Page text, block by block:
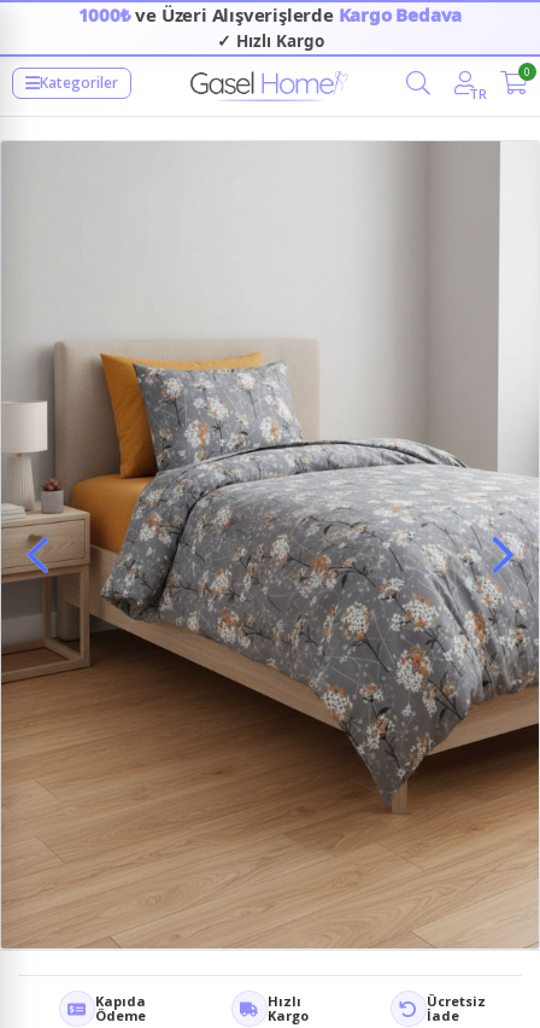
1000₺ve Üzeri Alışverişlerde Kargo Bedava
✓ Hızlı Kargo
Kategoriler
TR
0
Kapıda
Ödeme
Hızlı
Kargo
Ücretsiz
İade